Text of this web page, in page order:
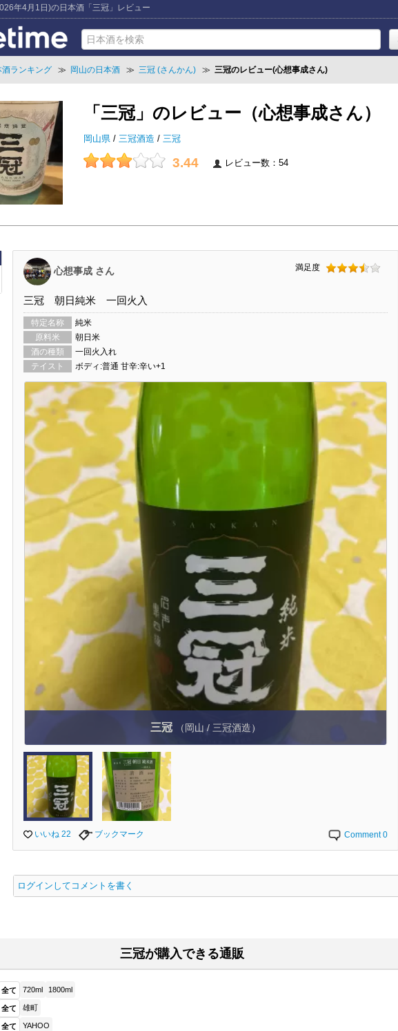
年4月1日)の日本酒「三冠」レビュー
酒ランキング ≫ 岡山の日本酒 ≫ 三冠 (さんかん) ≫ 三冠のレビュー(心想事成さん)
「三冠」のレビュー（心想事成さん）
岡山県 / 三冠酒造 / 三冠
3.44 レビュー数：54
心想事成 さん 満足度
三冠 朝日純米 一回火入
特定名称
純米
原料米
朝日米
酒の種類
一回火入れ
テイスト
ボディ:普通 甘辛:辛い+1
三冠 （岡山 / 三冠酒造）
いいね 22 ブックマーク Comment 0
ログインしてコメントを書く
三冠が購入できる通販
全て 720ml 1800ml
全て 雄町
全て YAHOO